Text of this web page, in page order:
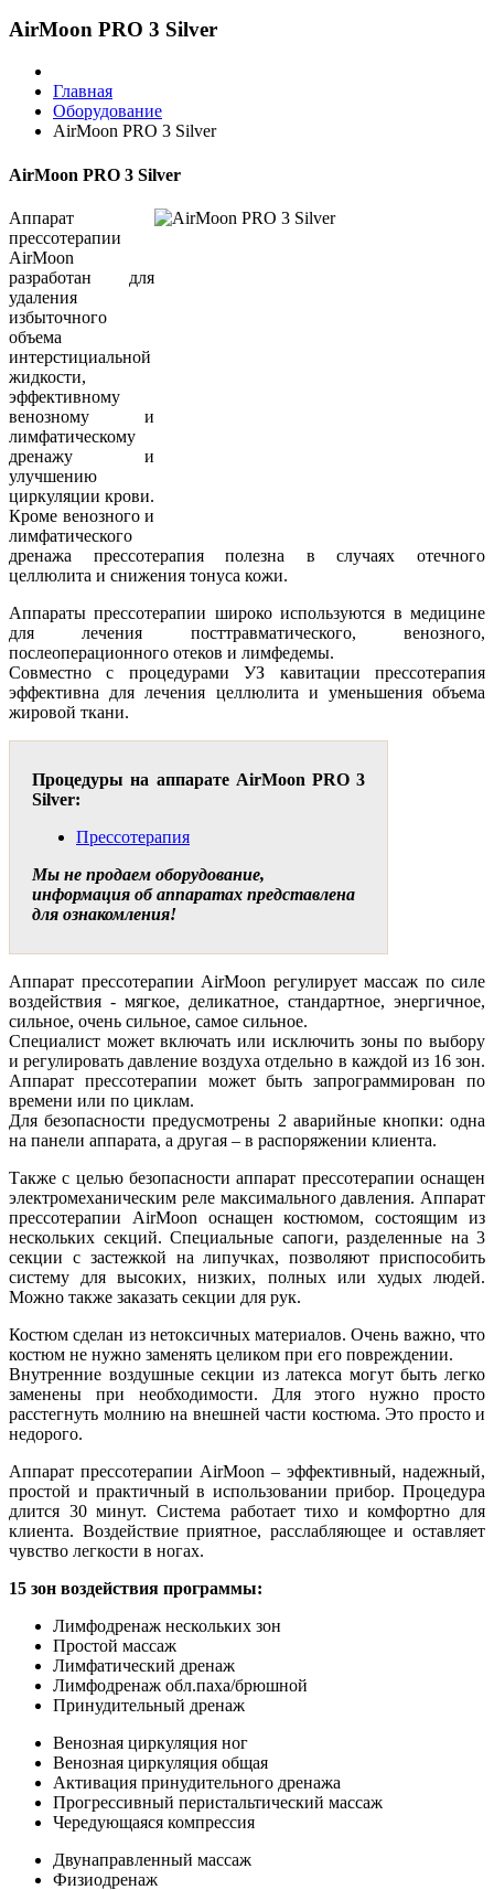
AirMoon PRO 3 Silver
Главная
Оборудование
AirMoon PRO 3 Silver
AirMoon PRO 3 Silver
Аппарат
прессотерапии
AirMoon
разработан для
удаления
избыточного
объема
интерстициальной
жидкости,
эффективному
венозному и
лимфатическому
дренажу и
улучшению
циркуляции крови.
Кроме венозного и
лимфатического
дренажа прессотерапия полезна в случаях отечного
целлюлита и снижения тонуса кожи.
Аппараты прессотерапии широко используются в медицине
для лечения посттравматического, венозного,
послеоперационного отеков и лимфедемы.
Совместно с процедурами УЗ кавитации прессотерапия
эффективна для лечения целлюлита и уменьшения объема
жировой ткани.
Процедуры на аппарате AirMoon PRO 3
Silver:
Прессотерапия
Мы не продаем оборудование,
информация об аппаратах представлена
для ознакомления!
Аппарат прессотерапии AirMoon регулирует массаж по силе
воздействия - мягкое, деликатное, стандартное, энергичное,
сильное, очень сильное, самое сильное.
Специалист может включать или исключить зоны по выбору
и регулировать давление воздуха отдельно в каждой из 16 зон.
Аппарат прессотерапии может быть запрограммирован по
времени или по циклам.
Для безопасности предусмотрены 2 аварийные кнопки: одна
на панели аппарата, а другая – в распоряжении клиента.
Также с целью безопасности аппарат прессотерапии оснащен
электромеханическим реле максимального давления. Aппарат
прессотерапии AirMoon оснащен костюмом, состоящим из
нескольких секций. Специальные сапоги, разделенные на 3
секции с застежкой на липучках, позволяют приспособить
систему для высоких, низких, полных или худых людей.
Можно также заказать секции для рук.
Костюм сделан из нетоксичных материалов. Очень важно, что
костюм не нужно заменять целиком при его повреждении.
Внутренние воздушные секции из латекса могут быть легко
заменены при необходимости. Для этого нужно просто
расстегнуть молнию на внешней части костюма. Это просто и
недорого.
Аппарат прессотерапии AirMoon – эффективный, надежный,
простой и практичный в использовании прибор. Процедура
длится 30 минут. Система работает тихо и комфортно для
клиента. Воздействие приятное, расслабляющее и оставляет
чувство легкости в ногах.
15 зон воздействия программы:
Лимфодренаж нескольких зон
Простой массаж
Лимфатический дренаж
Лимфодренаж обл.паха/брюшной
Принудительный дренаж
Венозная циркуляция ног
Венозная циркуляция общая
Активация принудительного дренажа
Прогрессивный перистальтический массаж
Чередующаяся компрессия
Двунаправленный массаж
Физиодренаж